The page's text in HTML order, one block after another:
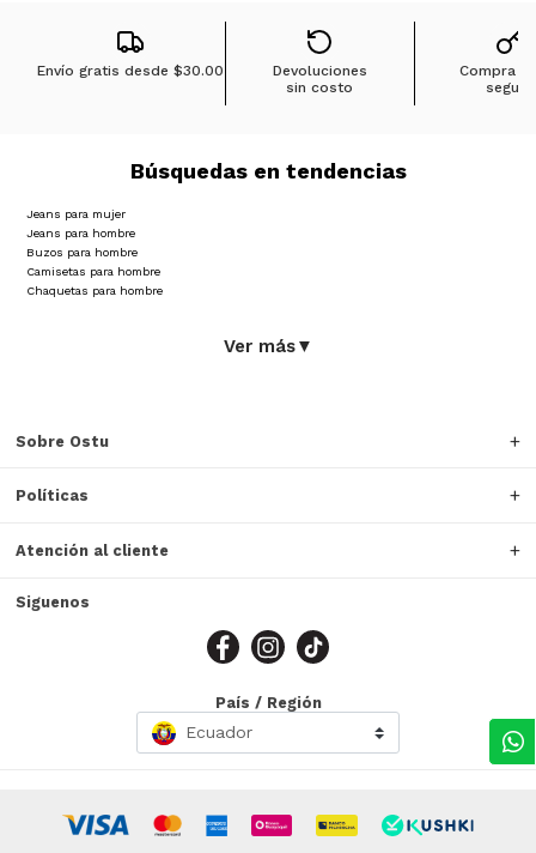
Envío gratis desde$30.00
Devoluciones
sin costo
Compra
segura
Búsquedas en tendencias
Jeans para mujer
Jeans para hombre
Buzos para hombre
Camisetas para hombre
Chaquetas para hombre
Ver más▼
Sobre Ostu
Políticas
Atención al cliente
Siguenos
País / Región
Ecuador